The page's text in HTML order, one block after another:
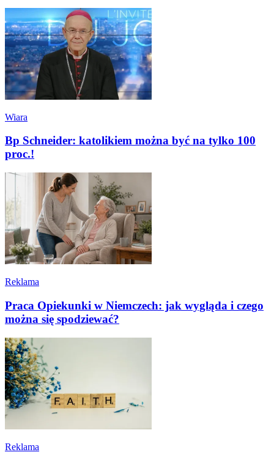
Wiara
Bp Schneider: katolikiem można być na tylko 100
proc.!
Reklama
Praca Opiekunki w Niemczech: jak wygląda i czego
można się spodziewać?
Reklama